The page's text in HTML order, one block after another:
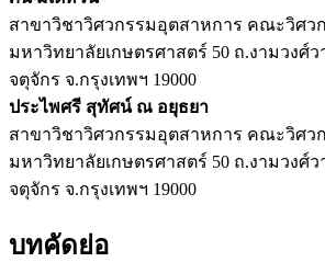
สาขาวิชาวิศวกรรมอุตสาหการ คณะวิศว
มหาวิทยาลัยเกษตรศาสตร์ 50 ถ.งามวงศ์
จตุจักร จ.กรุงเทพฯ 19000
ประไพศรี สุทัศน์ ณ อยุธยา
สาขาวิชาวิศวกรรมอุตสาหการ คณะวิศว
มหาวิทยาลัยเกษตรศาสตร์ 50 ถ.งามวงศ์
จตุจักร จ.กรุงเทพฯ 19000
บทคัดย่อ